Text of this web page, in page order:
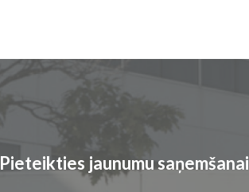
Pieteikties jaunumu saņemšanai